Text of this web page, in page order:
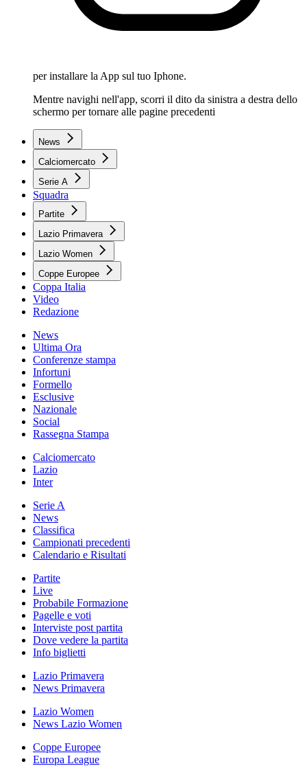
per installare la App sul tuo Iphone.
Mentre navighi nell'app, scorri il dito da sinistra a destra dello
schermo per tornare alle pagine precedenti
News
Calciomercato
Serie A
Squadra
Partite
Lazio Primavera
Lazio Women
Coppe Europee
Coppa Italia
Video
Redazione
News
Ultima Ora
Conferenze stampa
Infortuni
Formello
Esclusive
Nazionale
Social
Rassegna Stampa
Calciomercato
Lazio
Inter
Serie A
News
Classifica
Campionati precedenti
Calendario e Risultati
Partite
Live
Probabile Formazione
Pagelle e voti
Interviste post partita
Dove vedere la partita
Info biglietti
Lazio Primavera
News Primavera
Lazio Women
News Lazio Women
Coppe Europee
Europa League